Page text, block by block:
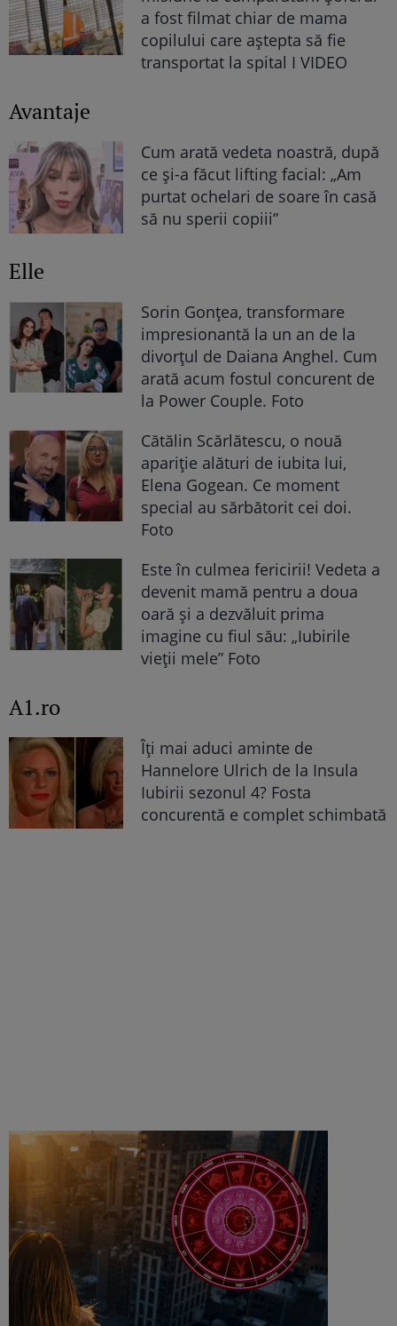
a fost filmat chiar de mama
copilului care aștepta să fie
transportat la spital I VIDEO
Avantaje
Cum arată vedeta noastră, după
ce și-a făcut lifting facial: „Am
purtat ochelari de soare în casă
să nu sperii copiii”
Elle
Sorin Gonțea, transformare
impresionantă la un an de la
divorțul de Daiana Anghel. Cum
arată acum fostul concurent de
la Power Couple. Foto
Cătălin Scărlătescu, o nouă
apariție alături de iubita lui,
Elena Gogean. Ce moment
special au sărbătorit cei doi.
Foto
Este în culmea fericirii! Vedeta a
devenit mamă pentru a doua
oară și a dezvăluit prima
imagine cu fiul său: „Iubirile
vieții mele” Foto
A1.ro
Îți mai aduci aminte de
Hannelore Ulrich de la Insula
Iubirii sezonul 4? Fosta
concurentă e complet schimbată